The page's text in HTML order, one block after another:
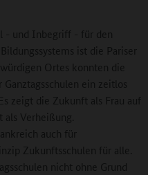
- und Inbegriff - für den
ist die Pariser
Ortes konnten die
ein zeitlos
zeigt die Zukunft als Frau auf
Verheißung.
auch für
Zukunftsschulen für alle.
nicht ohne Grund